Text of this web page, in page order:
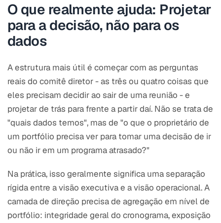
O que realmente ajuda: Projetar
para a decisão, não para os
dados
A estrutura mais útil é começar com as perguntas
reais do comitê diretor - as três ou quatro coisas que
eles precisam decidir ao sair de uma reunião - e
projetar de trás para frente a partir daí. Não se trata de
"quais dados temos", mas de "o que o proprietário de
um portfólio precisa ver para tomar uma decisão de ir
ou não ir em um programa atrasado?"
Na prática, isso geralmente significa uma separação
rígida entre a visão executiva e a visão operacional. A
camada de direção precisa de agregação em nível de
portfólio: integridade geral do cronograma, exposição